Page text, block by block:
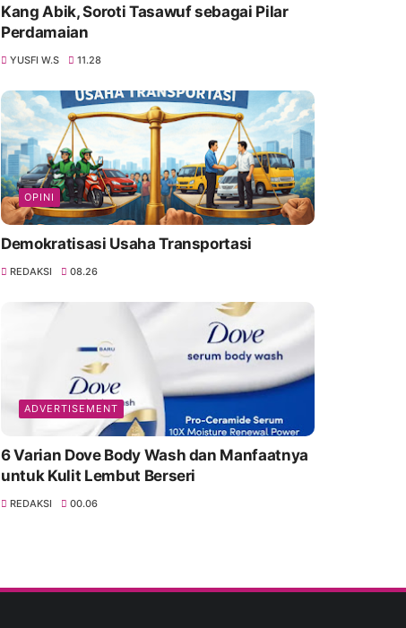
Kang Abik, Soroti Tasawuf sebagai Pilar
Perdamaian
YUSFI W.S 11.28
OPINI
Demokratisasi Usaha Transportasi
REDAKSI 08.26
ADVERTISEMENT
6 Varian Dove Body Wash dan Manfaatnya
untuk Kulit Lembut Berseri
REDAKSI 00.06